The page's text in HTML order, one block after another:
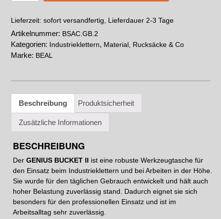
Lieferzeit: sofort versandfertig, Lieferdauer 2-3 Tage
Artikelnummer: BSAC.GB.2
Kategorien: Industrieklettern, Material, Rucksäcke & Co
Marke: BEAL
Beschreibung Produktsicherheit
Zusätzliche Informationen
BESCHREIBUNG
Der GENIUS BUCKET II ist eine robuste Werkzeugtasche für
den Einsatz beim Industrieklettern und bei Arbeiten in der Höhe.
Sie wurde für den täglichen Gebrauch entwickelt und hält auch
hoher Belastung zuverlässig stand. Dadurch eignet sie sich
besonders für den professionellen Einsatz und ist im
Arbeitsalltag sehr zuverlässig.